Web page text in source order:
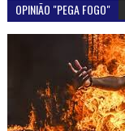
OPINIÃO "PEGA FOGO"